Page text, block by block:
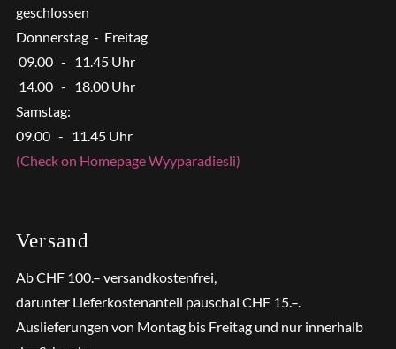
geschlossen
Donnerstag - Freitag
09.00 - 11.45 Uhr
14.00 - 18.00 Uhr
Samstag:
09.00 - 11.45 Uhr
(Check on Homepage Wyyparadiesli)
Versand
Ab CHF 100.– versandkostenfrei,
darunter Lieferkostenanteil pauschal CHF 15.–.
Auslieferungen von Montag bis Freitag und nur innerhalb